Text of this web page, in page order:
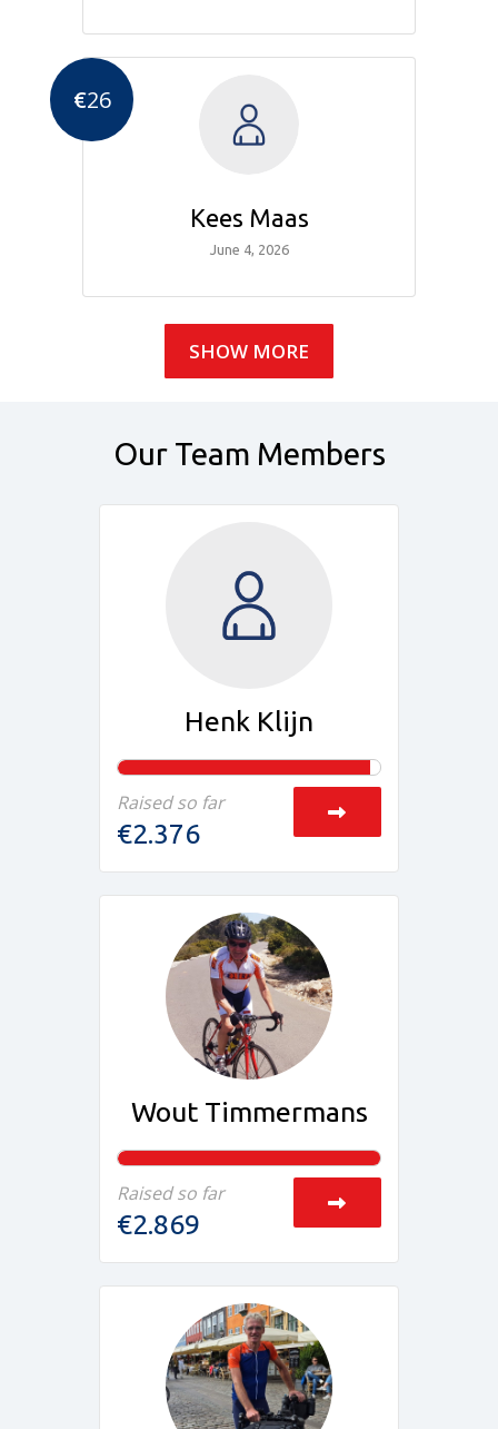
€26
Kees Maas
June 4, 2026
SHOW MORE
Our Team Members
Henk Klijn
Raised so far
€2.376
Wout Timmermans
Raised so far
€2.869